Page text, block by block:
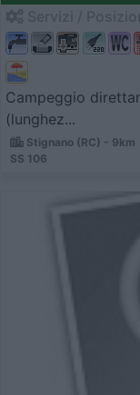
Campeggio
(lunghez...
Stignano (RC) - 9km
SS 106